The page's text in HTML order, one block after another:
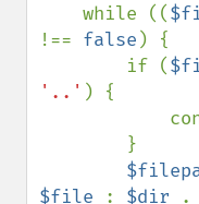
    while ((
!== false ) {
        if (
'..' ) {
$file
: $dir .